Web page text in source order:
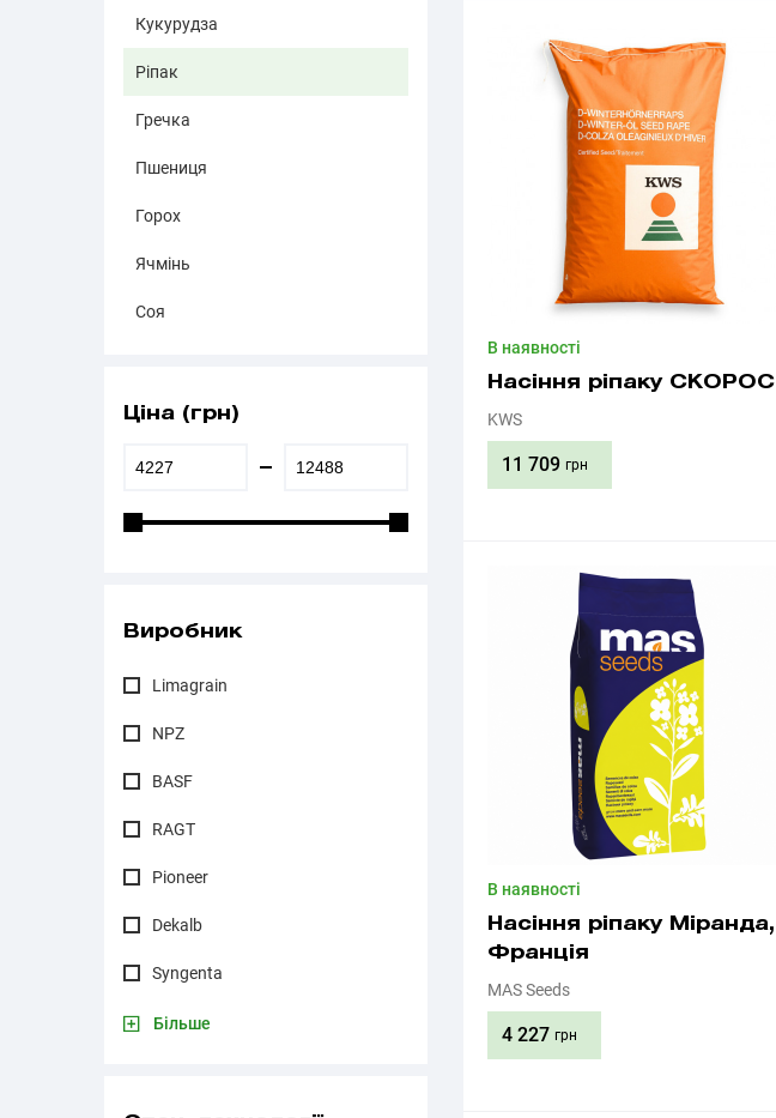
Кукурудза
Ріпак
Гречка
Пшениця
Горох
Ячмінь
Соя
Ціна (грн)
Виробник
Limagrain
NPZ
BASF
RAGT
Pioneer
Dekalb
Syngenta
Більше
В наявності
Насіння ріпаку СКОРОС
KWS
11 709 грн
В наявності
Насіння ріпаку Міранда,
Франція
MAS Seeds
4 227 грн